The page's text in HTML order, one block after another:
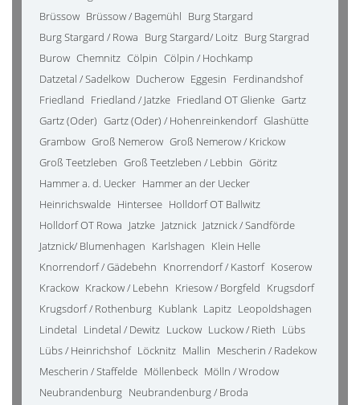
Brüssow Brüssow / Bagemühl Burg Stargard
Burg Stargard / Rowa Burg Stargard/ Loitz Burg Stargrad
Burow Chemnitz Cölpin Cölpin / Hochkamp
Datzetal / Sadelkow Ducherow Eggesin Ferdinandshof
Friedland Friedland / Jatzke Friedland OT Glienke Gartz
Gartz (Oder) Gartz (Oder) / Hohenreinkendorf Glashütte
Grambow Groß Nemerow Groß Nemerow / Krickow
Groß Teetzleben Groß Teetzleben / Lebbin Göritz
Hammer a. d. Uecker Hammer an der Uecker
Heinrichswalde Hintersee Holldorf OT Ballwitz
Holldorf OT Rowa Jatzke Jatznick Jatznick / Sandförde
Jatznick/ Blumenhagen Karlshagen Klein Helle
Knorrendorf / Gädebehn Knorrendorf / Kastorf Koserow
Krackow Krackow / Lebehn Kriesow / Borgfeld Krugsdorf
Krugsdorf / Rothenburg Kublank Lapitz Leopoldshagen
Lindetal Lindetal / Dewitz Luckow Luckow / Rieth Lübs
Lübs / Heinrichshof Löcknitz Mallin Mescherin / Radekow
Mescherin / Staffelde Möllenbeck Mölln / Wrodow
Neubrandenburg Neubrandenburg / Broda